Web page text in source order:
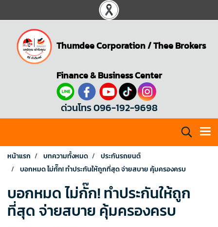
Thumdee Corporation/Thee Brokers
Finance & Business Center
ด่วนโทร 096-192-9698
หน้าแรก บทความทั้งหมด
ประกันรถยนต์
บอกหมด ไม่กั๊ก! ทำประกันให้ถูกที่สุด จ่ายสบาย คุ้มครองครบ
บอกหมด ไม่กั๊ก! ทำประกันให้ถูก
ที่สุด จ่ายสบาย คุ้มครองครบ